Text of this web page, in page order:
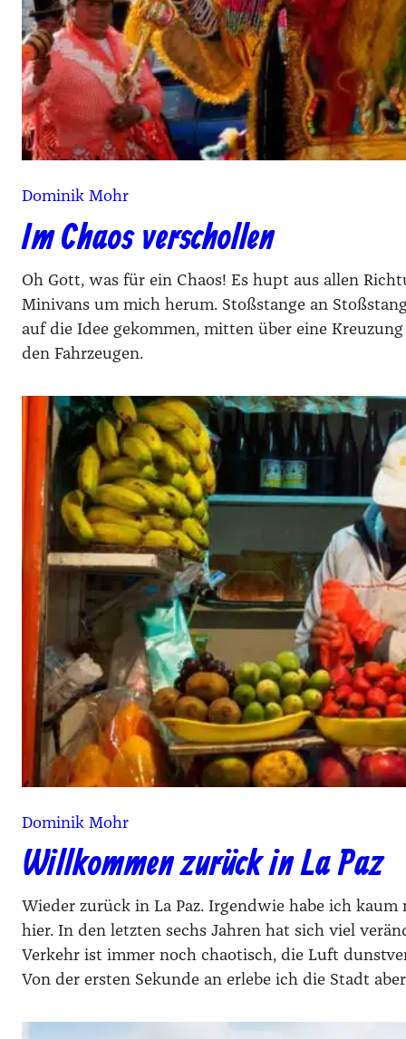
Dominik Mohr
Im Chaos verschollen
Oh Gott, was für ein Chaos! Es hupt aus allen
Minivans um mich herum. Stoßstange an
auf die Idee gekommen, mitten über eine
den Fahrzeugen.
Dominik Mohr
Willkommen zurück in La Paz
Wieder zurück in La Paz. Irgendwie habe ich
hier. In den letzten sechs Jahren hat sich viel
Verkehr ist immer noch chaotisch, die Luft
Von der ersten Sekunde an erlebe ich die Stadt